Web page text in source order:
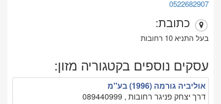
0522682907
כתובת:
בעל התניא 10 רחובות
עסקים נוספים בקטגוריה מזון:
אוליביה גורמה (1996) בע''מ
דרך יצחק פניגר רחובות , 089440999